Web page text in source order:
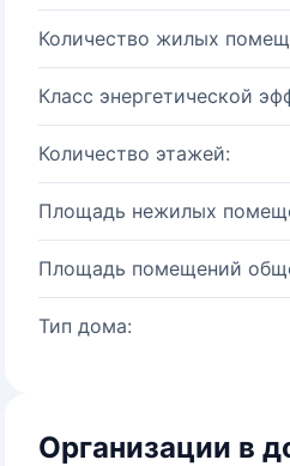
Количество жилых
Класс энергетической
Количество этажей:
Площадь нежилых
Площадь помещений
Тип дома:
Организации в